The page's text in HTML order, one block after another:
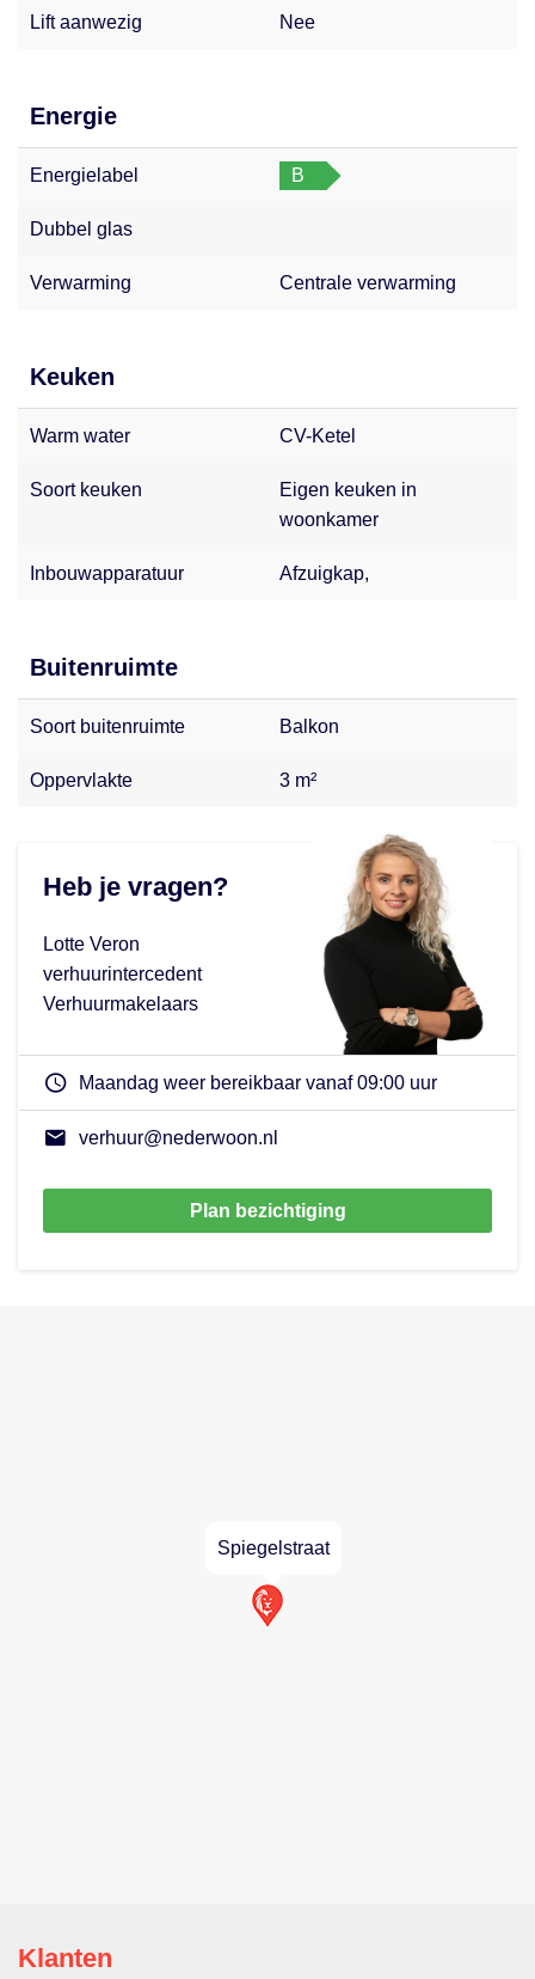
Lift aanwezig Nee
Energie
Energielabel B
Dubbel glas
Verwarming Centrale verwarming
Keuken
Warm water CV-Ketel
Soort keuken
Eigen keuken in
woonkamer
Inbouwapparatuur Afzuigkap,
Buitenruimte
Soort buitenruimte Balkon
Oppervlakte 3 m²
Heb je vragen?
Lotte Veron
verhuurintercedent
Verhuurmakelaars
Maandag weer bereikbaar vanaf 09:00 uur
verhuur@nederwoon.nl
Plan bezichtiging
Spiegelstraat
Klanten